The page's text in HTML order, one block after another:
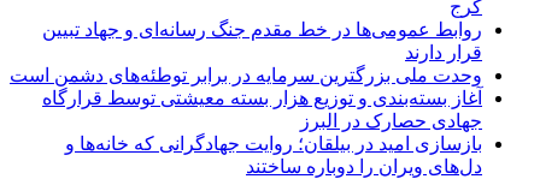
کرج
روابط عمومی‌ها در خط مقدم جنگ رسانه‌ای و جهاد تبیین
قرار دارند
وحدت ملی بزرگترین سرمایه در برابر توطئه‌های دشمن است
آغاز بسته‌بندی و توزیع هزار بسته معیشتی توسط قرارگاه
جهادی حصارک در البرز
بازسازی امید در بیلقان؛ روایت جهادگرانی که خانه‌ها و
دل‌های ویران را دوباره ساختند